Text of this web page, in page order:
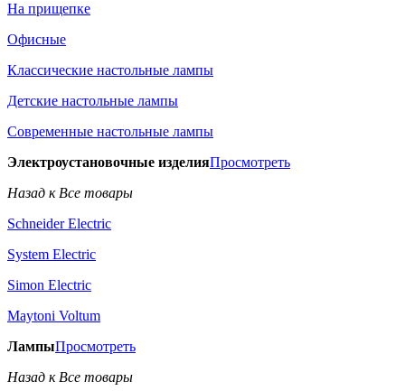
На прищепке
Офисные
Классические настольные лампы
Детские настольные лампы
Современные настольные лампы
Электроустановочные изделияПросмотреть
Назад к Все товары
Schneider Electric
System Electric
Simon Electric
Maytoni Voltum
ЛампыПросмотреть
Назад к Все товары